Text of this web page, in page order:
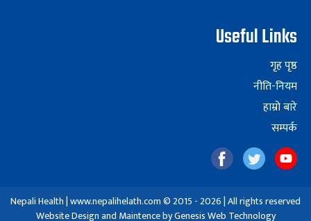
Useful Links
गृह पृष्ठ
नीति-नियम
हाम्रो बारे
सम्पर्क
Nepali Health | www.nepalihelath.com © 2015 - 2026 | All rights reserved
Website Design and Maintence byGenesis Web Technology